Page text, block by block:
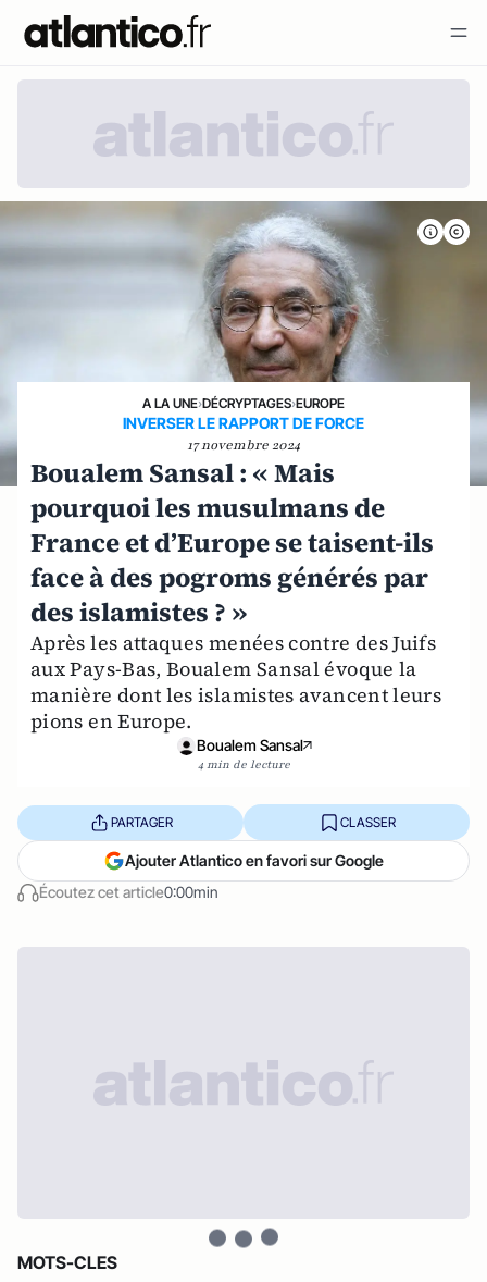
A LA UNE›DÉCRYPTAGES›EUROPE
INVERSER LE RAPPORT DE FORCE
17 novembre 2024
Boualem Sansal : « Mais
pourquoi les musulmans de
France et d’Europe se taisent-ils
face à des pogroms générés par
des islamistes ? »
Après les attaques menées contre des Juifs
aux Pays-Bas, Boualem Sansal évoque la
manière dont les islamistes avancent leurs
pions en Europe.
Boualem Sansal
4 min de lecture
Écoutez cet article0:00min
PARTAGER CLASSER
Ajouter Atlantico en favori sur Google
MOTS-CLES